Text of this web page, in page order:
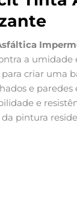
a
criar uma
e
e
pintura